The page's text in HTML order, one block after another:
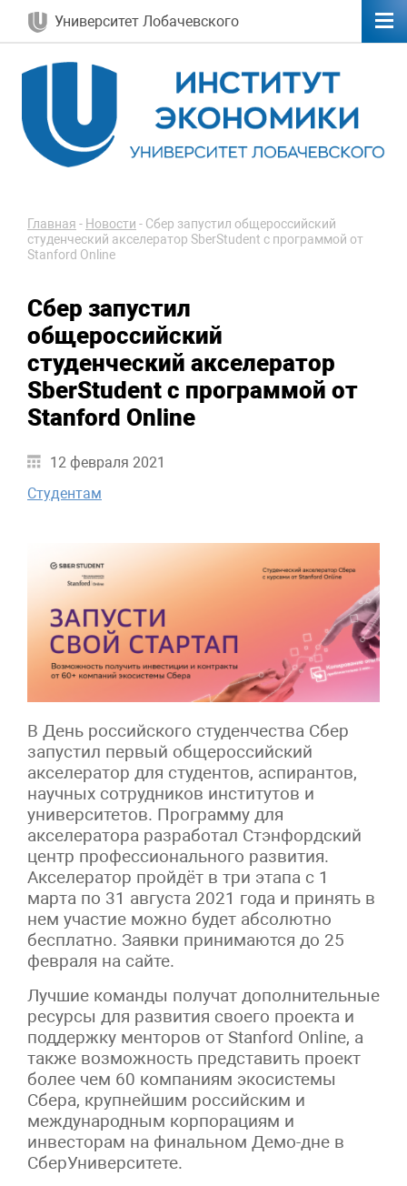
Университет Лобачевского
Главная - Новости - Сбер запустил общероссийский
студенческий акселератор SberStudent с программой от
Stanford Online
Сбер запустил
общероссийский
студенческий акселератор
SberStudent с программой от
Stanford Online
12 февраля 2021
Студентам
В День российского студенчества Сбер
запустил первый общероссийский
акселератор для студентов, аспирантов,
научных сотрудников институтов и
университетов. Программу для
акселератора разработал Стэнфордский
центр профессионального развития.
Акселератор пройдёт в три этапа с 1
марта по 31 августа 2021 года и принять в
нем участие можно будет абсолютно
бесплатно. Заявки принимаются до 25
февраля на сайте.
Лучшие команды получат дополнительные
ресурсы для развития своего проекта и
поддержку менторов от Stanford Online, а
также возможность представить проект
более чем 60 компаниям экосистемы
Сбера, крупнейшим российским и
международным корпорациям и
инвесторам на финальном Демо-дне в
СберУниверситете.